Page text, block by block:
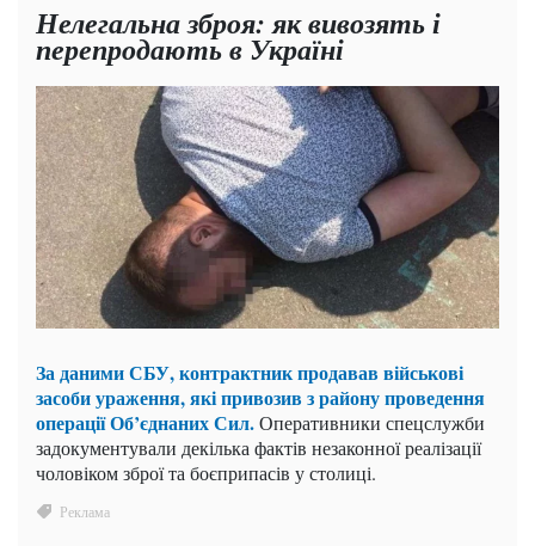
Нелегальна зброя: як вивозять і
перепродають в Україні
За даними СБУ, контрактник продавав військові
засоби ураження, які привозив з району проведення
операції Об’єднаних Сил.Оперативники спецслужби
задокументували декілька фактів незаконної реалізації
чоловіком зброї та боєприпасів у столиці.